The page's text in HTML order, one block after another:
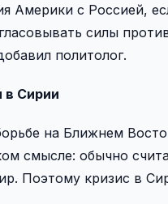
Америки с Россией,
силы
политолог.
Сирии
на Ближнем
смысле: обычно
Поэтому кризис в